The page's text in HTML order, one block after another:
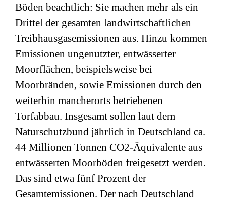
Böden beachtlich: Sie machen mehr als ein
Drittel der gesamten landwirtschaftlichen
Treibhausgasemissionen aus. Hinzu kommen
Emissionen ungenutzter, entwässerter
Moorflächen, beispielsweise bei
Moorbränden, sowie Emissionen durch den
weiterhin mancherorts betriebenen
Torfabbau. Insgesamt sollen laut dem
Naturschutzbund jährlich in Deutschland ca.
44 Millionen Tonnen CO2-Äquivalente aus
entwässerten Moorböden freigesetzt werden.
Das sind etwa fünf Prozent der
Gesamtemissionen. Der nach Deutschland